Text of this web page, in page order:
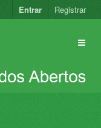
Entrar Registrar